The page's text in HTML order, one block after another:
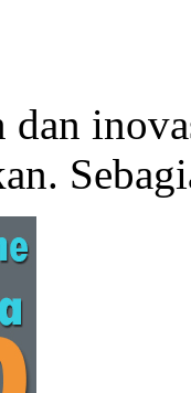
dan